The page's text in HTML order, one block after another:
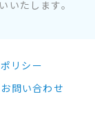
たします。
リシー
お問い合わせ